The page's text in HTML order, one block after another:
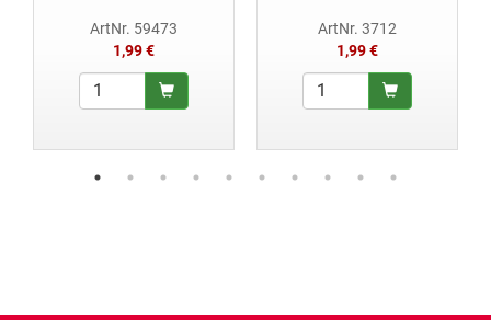
ArtNr. 59473
1,99 €
ArtNr. 3712
1,99 €